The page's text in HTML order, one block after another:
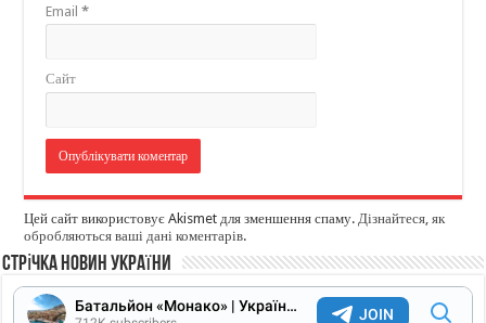
Email*
Сайт
Цей сайт використовує Akismet для зменшення спаму.Дізнайтеся, як
обробляються ваші дані коментарів.
Стрічка новин України